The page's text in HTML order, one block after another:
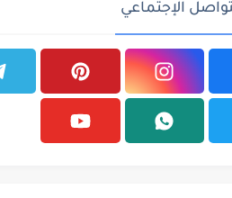
الإجتماعي